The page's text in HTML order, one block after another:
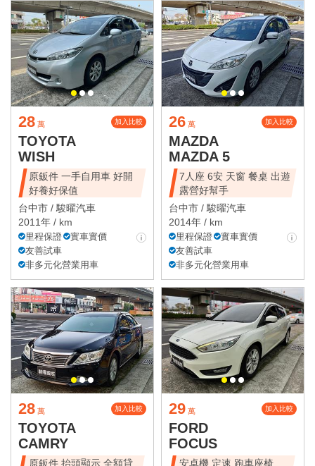
28 萬 加入比較
TOYOTA
WISH
原鈑件 一手自用車 好開
好養好保值
台中市 / 駿曜汽車
2011年 / km
里程保證
實車實價
友善試車
非多元化營業用車
26 萬 加入比較
MAZDA
MAZDA 5
7人座 6安 天窗 餐桌 出遊
露營好幫手
台中市 / 駿曜汽車
2014年 / km
里程保證
實車實價
友善試車
非多元化營業用車
28 萬 加入比較
TOYOTA
CAMRY
原鈑件 抬頭顯示 全額貸
29 萬 加入比較
FORD
FOCUS
安卓機 定速 跑車座椅